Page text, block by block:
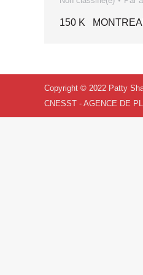
150 K
Copyright © 2022 Patty
CNESST - AGENCE DE